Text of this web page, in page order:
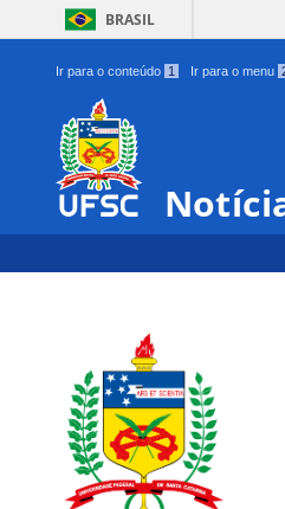
BRASIL
Ir para o conteúdo 1 Ir para o menu